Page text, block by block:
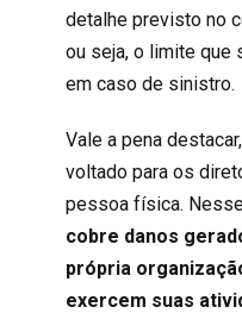
detalhe previsto no
ou seja, o limite que
em caso de sinistro.
Vale a pena
voltado para os
pessoa física.
cobre danos
própria
exercem suas